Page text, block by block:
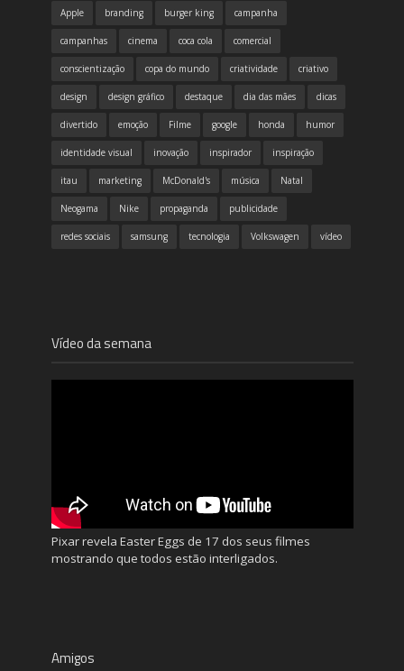
Apple branding burger king campanha
campanhas cinema coca cola comercial
conscientização copa do mundo criatividade criativo
design design gráfico destaque dia das mães dicas
divertido emoção Filme google honda humor
identidade visual inovação inspirador inspiração
itau marketing McDonald's música Natal
Neogama Nike propaganda publicidade
redes sociais samsung tecnologia Volkswagen vídeo
Vídeo da semana
Pixar revela Easter Eggs de 17 dos seus filmes
mostrando que todos estão interligados.
Amigos